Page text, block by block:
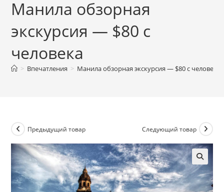
Манила обзорная
экскурсия — $80 с
человека
> Впечатления > Манила обзорная экскурсия — $80 с человека
Предыдущий товар Следующий товар